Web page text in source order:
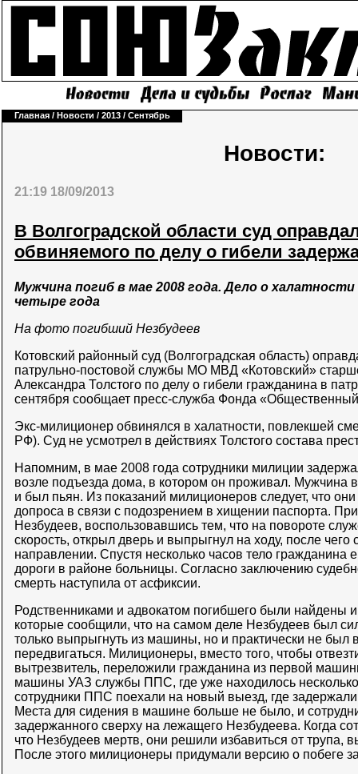
Главная / Новости / 2013 / Сентябрь
Новости:
21:19 18/09/2013
В Волгоградской области суд
обвиняемого по делу о гибели
Мужчина погиб в мае 2008 года. Дело о
четыре года
На фото погибший Незбудеев
Котовский районный суд (Волгоградская область)
патрульно-постовой службы МО МВД «Котовский»
Александра Толстого по делу о гибели гражданина в
сентября сообщает пресс-служба Фонда
Экс-милиционер обвинялся в халатности, повлекшей
РФ). Суд не усмотрел в действиях Толстого состава
Напомним, в мае 2008 года сотрудники милиции
возле подъезда дома, в котором он проживал. Мужчина
и был пьян. Из показаний милиционеров следует, что
допроса в связи с подозрением в хищении паспорта.
Незбудеев, воспользовавшись тем, что на повороте
скорость, открыл дверь и выпрыгнул на ходу, после чего
направлении. Спустя несколько часов тело гражданина
дороги в районе больницы. Согласно заключению
смерть наступила от асфиксии.
Родственниками и адвокатом погибшего были найдены
которые сообщили, что на самом деле Незбудеев был
только выпрыгнуть из машины, но и практически не был
передвигаться. Милиционеры, вместо того, чтобы
вытрезвитель, переложили гражданина из первой
машины УАЗ службы ППС, где уже находилось
сотрудники ППС поехали на новый выезд, где
Места для сидения в машине больше не было, и
задержанного сверху на лежащего Незбудеева. Когда
что Незбудеев мертв, они решили избавиться от трупа,
После этого милиционеры придумали версию о побеге